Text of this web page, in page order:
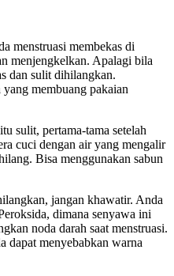
menstruasi membekas di
menjengkelkan. Apalagi bila
dan sulit dihilangkan.
membuang pakaian
sulit, pertama-tama setelah
cuci dengan air yang mengalir
Bisa menggunakan sabun
jangan khawatir. Anda
dimana senyawa ini
noda darah saat menstruasi.
dapat menyebabkan warna